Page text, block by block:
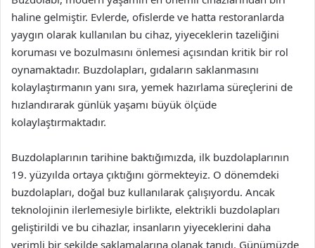
haline gelmiştir. Evlerde, ofislerde ve hatta restoranlarda
yaygın olarak kullanılan bu cihaz, yiyeceklerin tazeliğini
koruması ve bozulmasını önlemesi açısından kritik bir rol
oynamaktadır. Buzdolapları, gıdaların saklanmasını
kolaylaştırmanın yanı sıra, yemek hazırlama süreçlerini de
hızlandırarak günlük yaşamı büyük ölçüde
kolaylaştırmaktadır.
Buzdolaplarının tarihine baktığımızda, ilk buzdolaplarının
19. yüzyılda ortaya çıktığını görmekteyiz. O dönemdeki
buzdolapları, doğal buz kullanılarak çalışıyordu. Ancak
teknolojinin ilerlemesiyle birlikte, elektrikli buzdolapları
geliştirildi ve bu cihazlar, insanların yiyeceklerini daha
verimli bir şekilde saklamalarına olanak tanıdı. Günümüzde